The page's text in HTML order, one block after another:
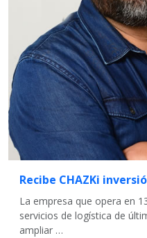
Recibe CHAZKi
La empresa que opera en
servicios de logística de
ampliar …